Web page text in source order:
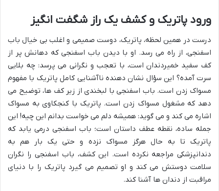
ورود پاتریک و کشف یک راز شگفت انگیز
درست در همین لحظه، پاتریک، دوست صمیمی و اغلب بی خیال باب
اسفنجی، از راه می رسد. او با دیدن باب اسفنجی که دهانش پر از
کف سفید خمیردندان است، با تعجب و نگرانی می پرسد: چه بلایی
سرت آمده؟ این سؤال نشان دهنده ناآشنایی کامل پاتریک با مفهوم
مسواک زدن است. باب اسفنجی با لبخندی از زیر کف ها، توضیح می
دهد که مشغول مسواک زدن است. پاتریک با کنجکاوی به مسواک
اشاره می کند و می گوید: همیشه دلم می خواست بدانم این چیه! این
جمله ساده، نقطه عطف داستان است؛ باب اسفنجی درمی یابد که
پاتریک تا به حال هرگز مسواک نزده و حتی یک بار هم به
دندانپزشکی مراجعه نکرده است. این کشف، باب اسفنجی را نگران
سلامت دوستش می کند و او تصمیم می گیرد پاتریک را با دنیای
مراقبت از دندان ها آشنا کند.